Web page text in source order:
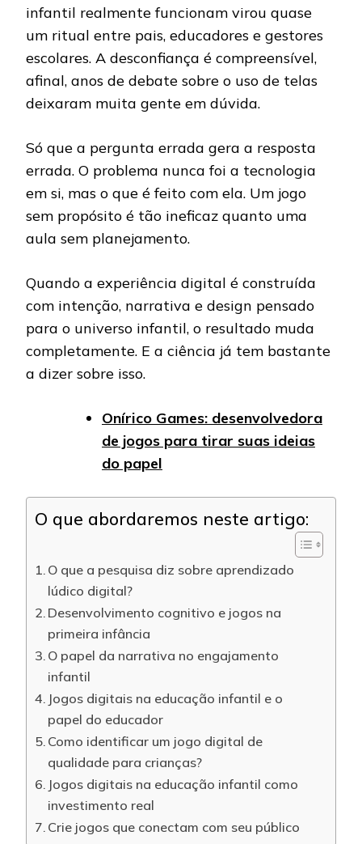
infantil realmente funcionam virou quase
um ritual entre pais, educadores e gestores
escolares. A desconfiança é compreensível,
afinal, anos de debate sobre o uso de telas
deixaram muita gente em dúvida.
Só que a pergunta errada gera a resposta
errada. O problema nunca foi a tecnologia
em si, mas o que é feito com ela. Um jogo
sem propósito é tão ineficaz quanto uma
aula sem planejamento.
Quando a experiência digital é construída
com intenção, narrativa e design pensado
para o universo infantil, o resultado muda
completamente. E a ciência já tem bastante
a dizer sobre isso.
Onírico Games: desenvolvedora
de jogos para tirar suas ideias
do papel
O que abordaremos neste artigo:
O que a pesquisa diz sobre aprendizado
lúdico digital?
Desenvolvimento cognitivo e jogos na
primeira infância
O papel da narrativa no engajamento
infantil
Jogos digitais na educação infantil e o
papel do educador
Como identificar um jogo digital de
qualidade para crianças?
Jogos digitais na educação infantil como
investimento real
Crie jogos que conectam com seu público